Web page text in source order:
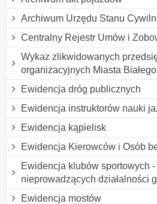
Archiwum Urzędu Stanu
Centralny Rejestr Umów i
Wykaz zlikwidowanych
organizacyjnych Miasta
Ewidencja dróg publicznych
Ewidencja instruktorów nauki
Ewidencja kąpielisk
Ewidencja Kierowców i Osób
Ewidencja klubów sportowych
nieprowadzących działalności
Ewidencja mostów